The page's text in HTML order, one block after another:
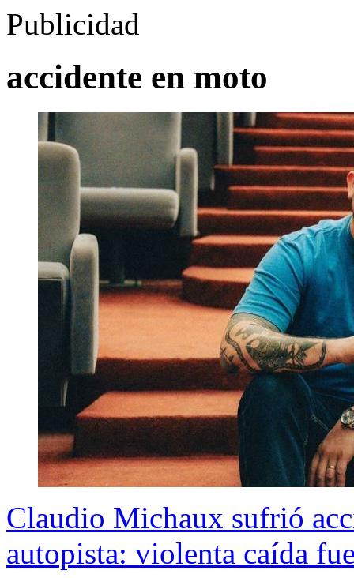
Publicidad
accidente en moto
Claudio Michaux sufrió
autopista: violenta caída